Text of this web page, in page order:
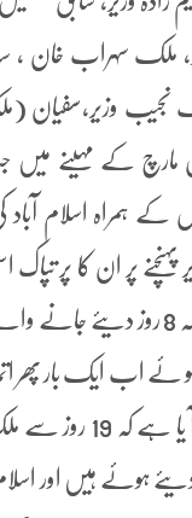
ملک سہراب خان ،
نجیب وزیر،سفیان
ل مارچ کے مہینے
کے ہمراہ اسلام
پہنچنے پر ان کا پر
طعام کا بندوبست کیا جبکہ 8
اب ایک بار پھر
پر دوبارہ مشکل
دیئے ہوئے ہیں اور